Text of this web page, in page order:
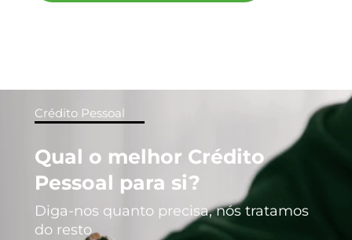
Crédito Pessoal
Qual o melhor Crédito
Pessoal para si?
Diga-nos quanto precisa, nós tratamos
do resto